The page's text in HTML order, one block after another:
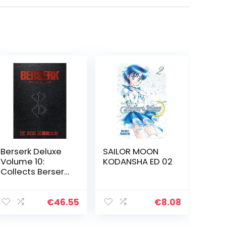
Berserk Deluxe
Volume 10:
Collects Berserk
€46.55
SAILOR MOON
KODANSHA ED 02
€8.08